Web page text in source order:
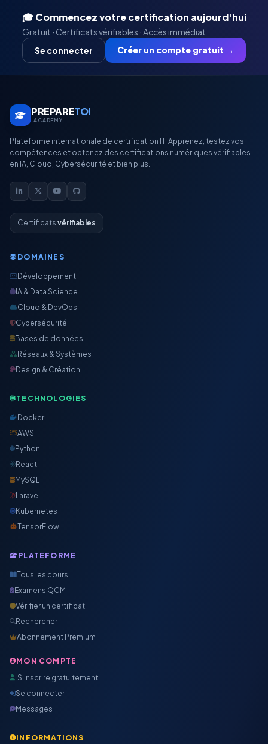
🎓 Commencez votre certification aujourd'hui
Gratuit · Certificats vérifiables · Accès immédiat
Se connecter
Créer un compte gratuit →
PREPARETOI
.ACADEMY
Plateforme internationale de certification IT. Apprenez, testez vos
compétences et obtenez des certifications numériques vérifiables
en IA, Cloud, Cybersécurité et bien plus.
Certificats vérifiables
DOMAINES
Développement
IA & Data Science
Cloud & DevOps
Cybersécurité
Bases de données
Réseaux & Systèmes
Design & Création
TECHNOLOGIES
Docker
AWS
Python
React
MySQL
Laravel
Kubernetes
TensorFlow
PLATEFORME
Tous les cours
Examens QCM
Vérifier un certificat
Rechercher
Abonnement Premium
MON COMPTE
S'inscrire gratuitement
Se connecter
Messages
INFORMATIONS